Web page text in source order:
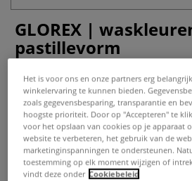
GLOREX |
pastillevorm
0 Beoordeling
Meer
Het is voor ons en onze partners erg
winkelervaring te kunnen bieden.
zoals gegevensbesparing, transparantie en
hoogste prioriteit. Door op "Accepteren" te
voor het opslaan van cookies op je apparaat
website te verbeteren, het gebruik van de
marketinginspanningen te ondersteunen.
toestemming op elk moment wijzigen of
vindt deze onder Cookiebeleid